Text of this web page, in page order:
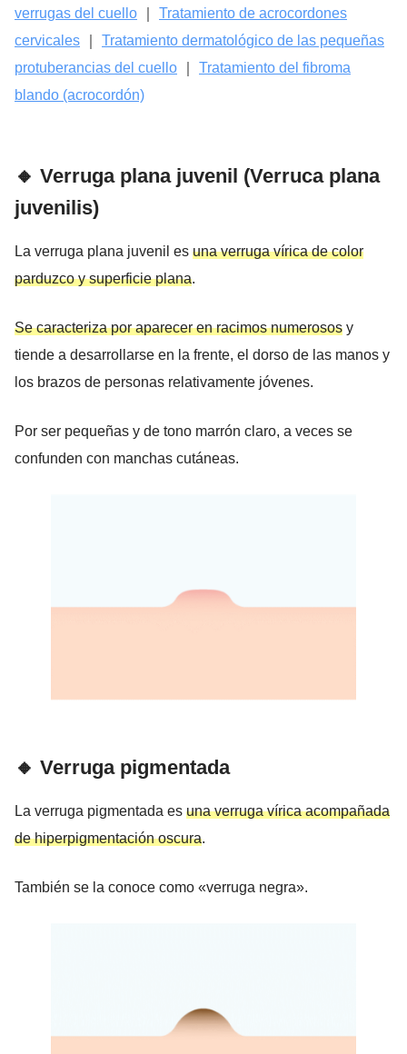
verrugas del cuello
Tratamiento de acrocordones
cervicales
Tratamiento dermatológico de las pequeñas
protuberancias del cuello
Tratamiento del fibroma
blando (acrocordón)
🔸 Verruga plana juvenil (Verruca plana
juvenilis)
La verruga plana juvenil es una verruga vírica de color
parduzco y superficie plana.
Se caracteriza por aparecer en racimos numerosos y
tiende a desarrollarse en la frente, el dorso de las manos y
los brazos de personas relativamente jóvenes.
Por ser pequeñas y de tono marrón claro, a veces se
confunden con manchas cutáneas.
🔸 Verruga pigmentada
La verruga pigmentada es una verruga vírica acompañada
de hiperpigmentación oscura.
También se la conoce como «verruga negra».